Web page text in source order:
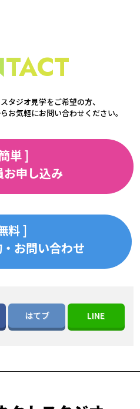
TACT
タジオ見学をご希望の方、
お気軽にお問い合わせください。
単 ]
お申し込み
料 ]
お問い合わせ
はてブ LINE